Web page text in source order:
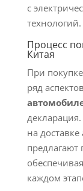
с
технологий.
Процесс
Китая
При
ряд
на
каждом